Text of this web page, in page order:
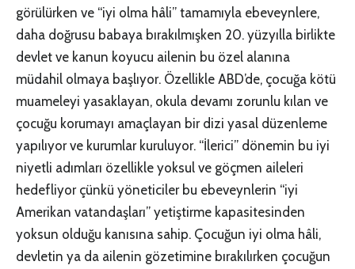
görülürken ve “iyi olma hâli” tamamıyla ebeveynlere,
daha doğrusu babaya bırakılmışken 20. yüzyılla birlikte
devlet ve kanun koyucu ailenin bu özel alanına
müdahil olmaya başlıyor. Özellikle ABD’de, çocuğa kötü
muameleyi yasaklayan, okula devamı zorunlu kılan ve
çocuğu korumayı amaçlayan bir dizi yasal düzenleme
yapılıyor ve kurumlar kuruluyor. “İlerici” dönemin bu iyi
niyetli adımları özellikle yoksul ve göçmen aileleri
hedefliyor çünkü yöneticiler bu ebeveynlerin “iyi
Amerikan vatandaşları” yetiştirme kapasitesinden
yoksun olduğu kanısına sahip. Çocuğun iyi olma hâli,
devletin ya da ailenin gözetimine bırakılırken çocuğun